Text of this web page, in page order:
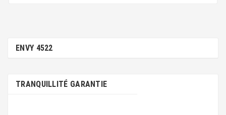
ENVY 4522
TRANQUILLITÉ GARANTIE